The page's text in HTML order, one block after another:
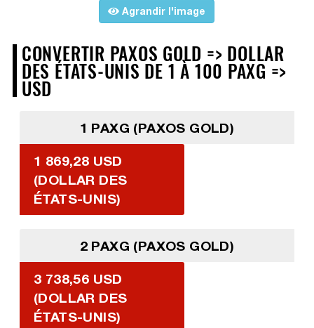
Agrandir l'image
CONVERTIR PAXOS GOLD => DOLLAR
DES ÉTATS-UNIS DE 1 À 100 PAXG =>
USD
1 PAXG (PAXOS GOLD)
1 869,28 USD
(DOLLAR DES
ÉTATS-UNIS)
2 PAXG (PAXOS GOLD)
3 738,56 USD
(DOLLAR DES
ÉTATS-UNIS)